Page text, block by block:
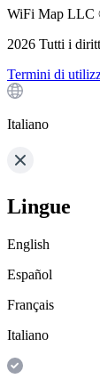
WiFi Map LLC
2026 Tutti i
Termini di
Italiano
Lingue
English
Español
Français
Italiano